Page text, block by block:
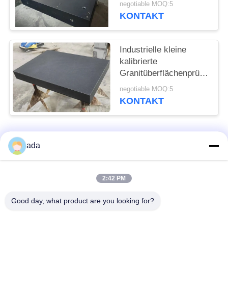
negotiable MOQ:5
KONTAKT
Industrielle kleine
kalibrierte
mit Ständer
negotiable MOQ:5
KONTAKT
Beliebte Kategorien Alle
Granitoberflächenplatte
ada
2:42 PM
Good day, what product are you looking for?